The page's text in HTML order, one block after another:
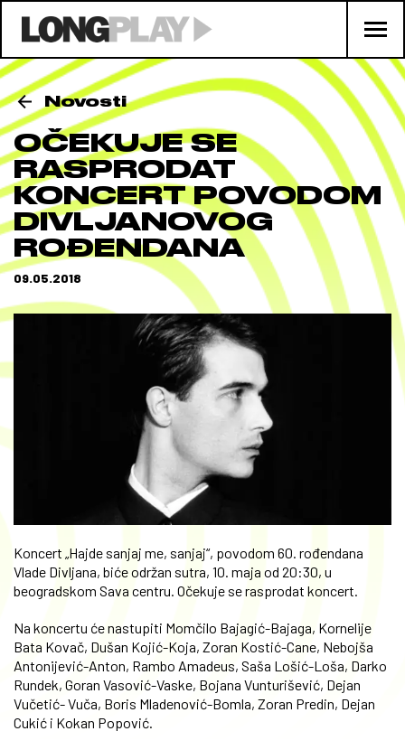
Novosti
OČEKUJE SE
RASPRODAT
KONCERT POVODOM
DIVLJANOVOG
ROĐENDANA
09.05.2018
Koncert „Hajde sanjaj me, sanjaj“, povodom 60. rođendana
Vlade Divljana, biće održan sutra, 10. maja od 20:30, u
beogradskom Sava centru. Očekuje se rasprodat koncert.
Na koncertu će nastupiti Momčilo Bajagić-Bajaga, Kornelije
Bata Kovač, Dušan Kojić-Koja, Zoran Kostić-Cane, Nebojša
Antonijević-Anton, Rambo Amadeus, Saša Lošić-Loša, Darko
Rundek, Goran Vasović-Vaske, Bojana Vunturišević, Dejan
Vučetić- Vuča, Boris Mladenović-Bomla, Zoran Predin, Dejan
Cukić i Kokan Popović.